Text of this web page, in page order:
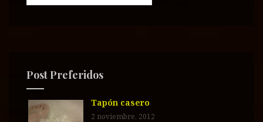
s
Post Preferidos
Tapón casero
2 noviembre, 2012